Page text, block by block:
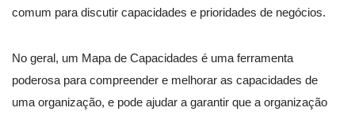
comum para discutir capacidades e prioridades de negócios.
No geral, um Mapa de Capacidades é uma ferramenta
poderosa para compreender e melhorar as capacidades de
uma organização, e pode ajudar a garantir que a organização